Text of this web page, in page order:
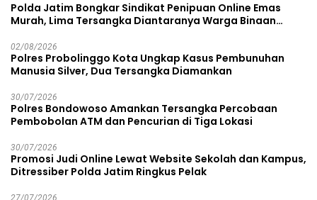
Polda Jatim Bongkar Sindikat Penipuan Online Emas
Murah, Lima Tersangka Diantaranya Warga Binaan
02/08/2026
Polres Probolinggo Kota Ungkap Kasus Pembunuhan
Manusia Silver, Dua Tersangka Diamankan
30/07/2026
Polres Bondowoso Amankan Tersangka Percobaan
Pembobolan ATM dan Pencurian di Tiga Lokasi
30/07/2026
Promosi Judi Online Lewat Website Sekolah dan Kampus,
Ditressiber Polda Jatim Ringkus Pelak